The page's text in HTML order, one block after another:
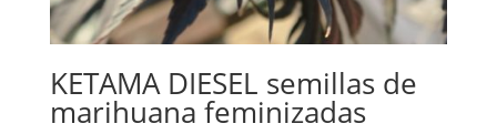
KETAMA DIESEL semillas de
marihuana feminizadas